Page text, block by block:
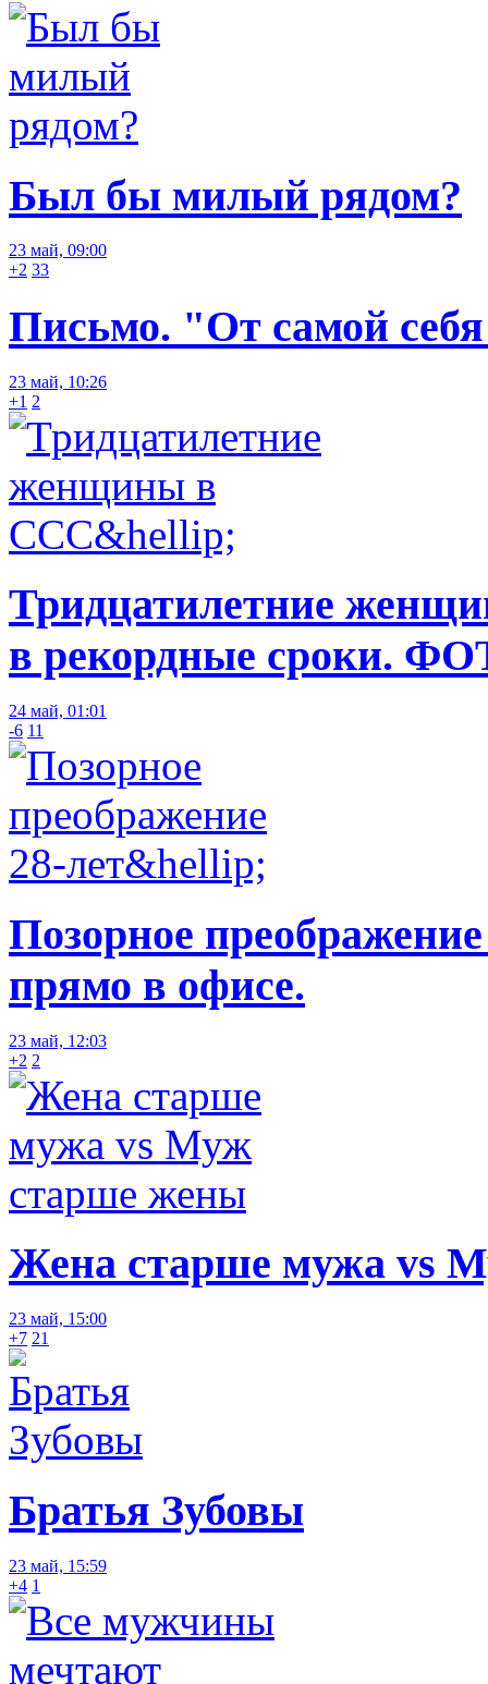
Был бы милый рядом?
23 май, 09:00
+2 33
Письмо. "От самой
23 май, 10:26
+1 2
Тридцатилетние
в рекордные сроки.
24 май, 01:01
-6 11
Позорное
прямо в офисе.
23 май, 12:03
+2 2
Жена старше мужа vs
23 май, 15:00
+7 21
Братья Зубовы
23 май, 15:59
+4 1